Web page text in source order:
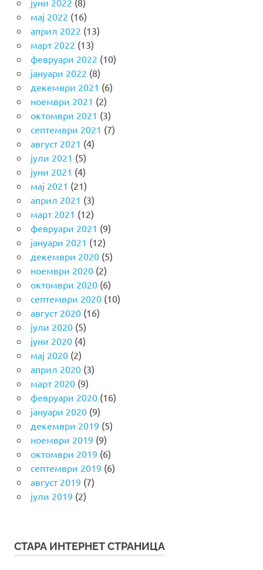
мај 2022 (16)
април 2022 (13)
март 2022 (13)
февруари 2022 (10)
јануари 2022 (8)
декември 2021 (6)
ноември 2021 (2)
октомври 2021 (3)
септември 2021 (7)
август 2021 (4)
јули 2021 (5)
јуни 2021 (4)
мај 2021 (21)
април 2021 (3)
март 2021 (12)
февруари 2021 (9)
јануари 2021 (12)
декември 2020(5)
ноември 2020(2)
октомври 2020(6)
септември 2020(10)
август 2020(16)
јули 2020(5)
јуни 2020(4)
мај 2020(2)
април 2020(3)
март 2020(9)
февруари 2020(16)
јануари 2020(9)
декември 2019 (5)
ноември 2019 (9)
октомври 2019 (6)
септември 2019 (6)
август 2019 (7)
јули 2019 (2)
СТАРА ИНТЕРНЕТ СТРАНИЦА